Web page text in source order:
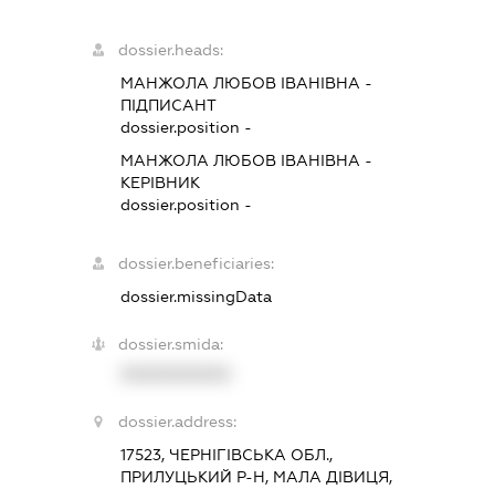
dossier.heads:
МАНЖОЛА ЛЮБОВ ІВАНІВНА -
ПІДПИСАНТ
dossier.position -
МАНЖОЛА ЛЮБОВ ІВАНІВНА -
КЕРІВНИК
dossier.position -
dossier.beneficiaries:
dossier.missingData
dossier.smida:
dossier.address:
17523, ЧЕРНІГІВСЬКА ОБЛ.,
ПРИЛУЦЬКИЙ Р-Н, МАЛА ДІВИЦЯ,